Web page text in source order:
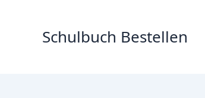
Schulbuch Bestellen